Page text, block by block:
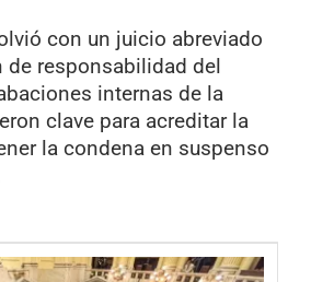
con un juicio abreviado
responsabilidad del
internas de la
clave para acreditar la
la condena en suspenso